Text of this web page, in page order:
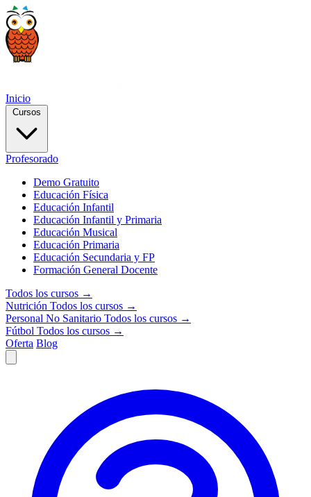
Inicio
Cursos
Profesorado
Demo Gratuito
Educación Física
Educación Infantil
Educación Infantil y Primaria
Educación Musical
Educación Primaria
Educación Secundaria y FP
Formación General Docente
Todos los cursos →
Nutrición Todos los cursos →
Personal No Sanitario Todos los cursos →
Fútbol Todos los cursos →
Oferta Blog